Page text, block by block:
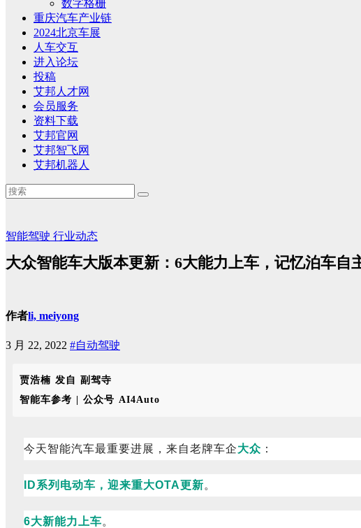
数字格栅
重庆汽车产业链
2024北京车展
人车交互
进入论坛
投稿
艾邦人才网
会员服务
资料下载
艾邦官网
艾邦智飞网
艾邦机器人
智能驾驶 行业动态
大众智能车大版本更新：6大能力上车，记忆泊车自
作者li, meiyong
3 月 22, 2022 #自动驾驶
贾浩楠 发自 副驾寺
智能车参考 | 公众号 AI4Auto
今天智能汽车最重要进展，来自老牌车企大众 ：
ID系列电动车，迎来重大OTA更新。
6大新能力上车。